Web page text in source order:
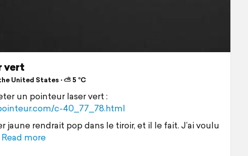
vert
United States ⋅ ⛅ 5 °C
un pointeur laser vert :
c-40_77_78.html
jaune rendrait pop dans le tiroir, et il le fait. J’ai voulu
Read more